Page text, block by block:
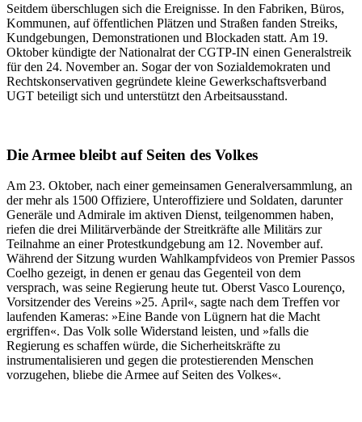
Seitdem überschlugen sich die Ereignisse. In den Fabriken, Büros,
Kommunen, auf öffentlichen Plätzen und Straßen fanden Streiks,
Kundgebungen, Demonstrationen und Blockaden statt. Am 19.
Oktober kündigte der Nationalrat der CGTP-IN einen Generalstreik
für den 24. November an. Sogar der von Sozialdemokraten und
Rechtskonservativen gegründete kleine Gewerkschaftsverband
UGT beteiligt sich und unterstützt den Arbeitsausstand.
Die Armee bleibt auf Seiten des Volkes
Am 23. Oktober, nach einer gemeinsamen Generalversammlung, an
der mehr als 1500 Offiziere, Unteroffiziere und Soldaten, darunter
Generäle und Admirale im aktiven Dienst, teilgenommen haben,
riefen die drei Militärverbände der Streitkräfte alle Militärs zur
Teilnahme an einer Protestkundgebung am 12. November auf.
Während der Sitzung wurden Wahlkampfvideos von Premier Passos
Coelho gezeigt, in denen er genau das Gegenteil von dem
versprach, was seine Regierung heute tut. Oberst Vasco Lourenço,
Vorsitzender des Vereins »25. April«, sagte nach dem Treffen vor
laufenden Kameras: »Eine Bande von Lügnern hat die Macht
ergriffen«. Das Volk solle Widerstand leisten, und »falls die
Regierung es schaffen würde, die Sicherheitskräfte zu
instrumentalisieren und gegen die protestierenden Menschen
vorzugehen, bliebe die Armee auf Seiten des Volkes«.